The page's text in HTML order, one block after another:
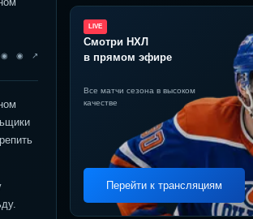
◉ ◉ ↗
LIVE
Смотри НХЛ
в прямом эфире
Все матчи сезона в высоком
качестве
Перейти к трансляциям